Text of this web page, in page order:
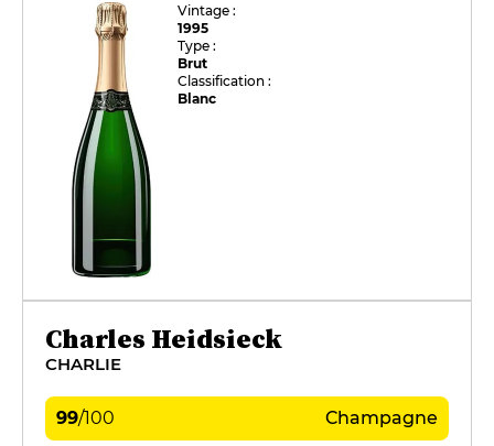
Vintage :
1995
Type :
Brut
Classification :
Blanc
Charles Heidsieck
CHARLIE
99/100 Champagne